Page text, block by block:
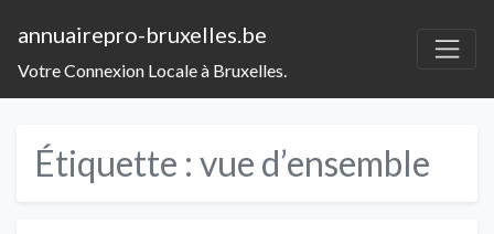
annuairepro-bruxelles.be
Votre Connexion Locale à Bruxelles.
Étiquette : vue d’ensemble